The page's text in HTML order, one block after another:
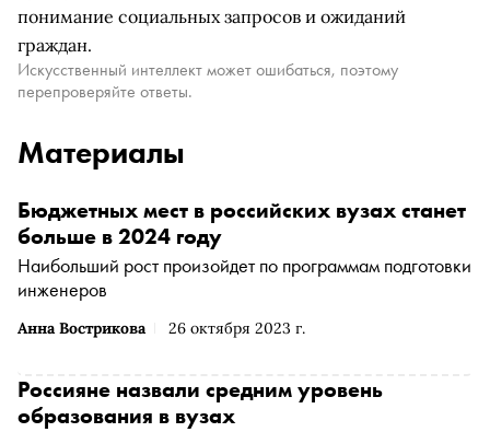
понимание социальных запросов и ожиданий
граждан.
Искусственный интеллект может ошибаться, поэтому
перепроверяйте ответы.
Материалы
Анна Вострикова 26 октября 2023 г.
Бюджетных мест в российских вузах станет
больше в 2024 году
Наибольший рост произойдет по программам подготовки
инженеров
Россияне назвали средним уровень
образования в вузах